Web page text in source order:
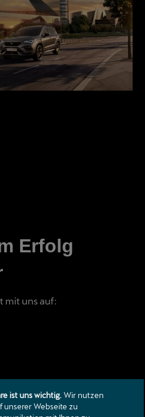
Erfolg
mit uns auf:
ist uns wichtig. Wir nutzen
unserer Webseite zu